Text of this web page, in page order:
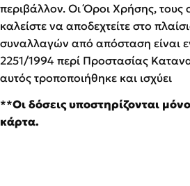
περιβάλλον. Οι Όροι Χρήσης, τους
καλείστε να αποδεχτείτε στο
συναλλαγών από απόσταση είναι
2251/1994 περί Προστασίας
αυτός τροποποιήθηκε και ισχύει
**Οι δόσεις υποστηρίζονται
κάρτα.